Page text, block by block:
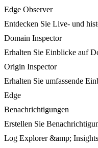
Edge Observer
Entdecken Sie Live- und
Domain Inspector
Erhalten Sie Einblicke auf
Origin Inspector
Erhalten Sie umfassende
Edge
Benachrichtigungen
Erstellen Sie
Log Explorer &amp; Insights